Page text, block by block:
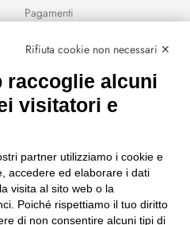
Pagamenti
Rifiuta cookie non necessari ✕
raccoglie alcuni
visitatori e
partner utilizziamo i cookie e
accedere ed elaborare i dati
visita al sito web o la
Poiché rispettiamo il tuo diritto
di non consentire alcuni tipi di